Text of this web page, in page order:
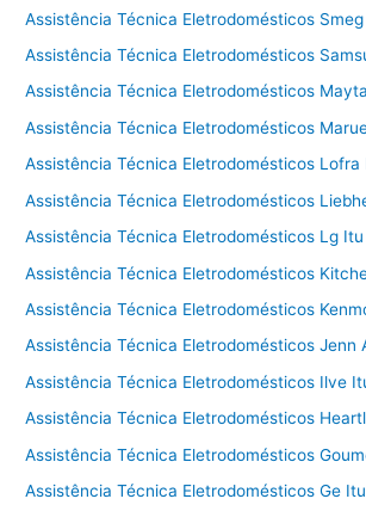
Assistência Técnica Eletrodomésticos
Assistência Técnica Eletrodomésticos
Assistência Técnica Eletrodomésticos
Assistência Técnica Eletrodomésticos
Assistência Técnica Eletrodomésticos Lofra
Assistência Técnica Eletrodomésticos
Assistência Técnica Eletrodomésticos Lg Itu
Assistência Técnica Eletrodomésticos
Assistência Técnica Eletrodomésticos
Assistência Técnica Eletrodomésticos Jenn
Assistência Técnica Eletrodomésticos Ilve
Assistência Técnica Eletrodomésticos
Assistência Técnica Eletrodomésticos
Assistência Técnica Eletrodomésticos Ge Itu